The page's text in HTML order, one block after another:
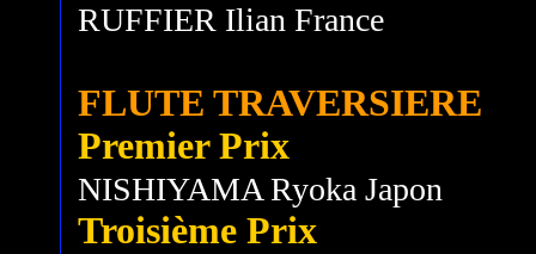
RUFFIER Ilian France
FLUTE TRAVERSIERE
Premier Prix
NISHIYAMA Ryoka Japon
Troisième Prix